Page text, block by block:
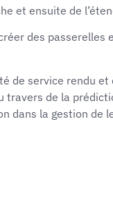
et ensuite de
des passerelles
de service rendu
de la
dans la gestion de